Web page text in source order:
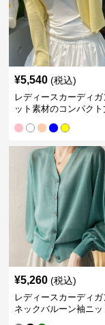
¥5,540 (税込)
レディースカーディ
ット素材のコンパク
¥5,260 (税込)
レディースカーディ
ネックバルーン袖ニ